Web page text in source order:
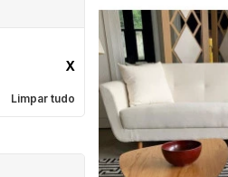
Limpar tudo